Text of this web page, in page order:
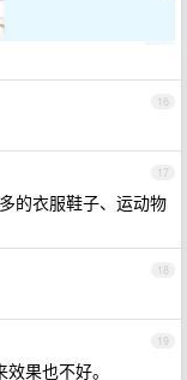
16
17
的衣服鞋子、运动物
18
19
果也不好。